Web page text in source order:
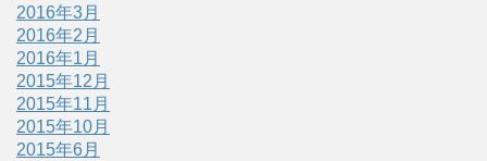
2016年3月
2016年2月
2016年1月
2015年12月
2015年11月
2015年10月
2015年6月